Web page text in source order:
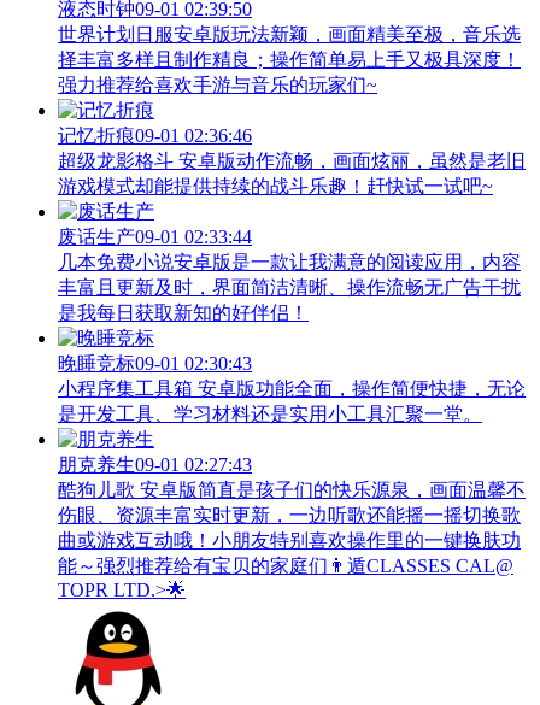
液态时钟09-01 02:39:50
世界计划日服安卓版玩法新颖，画面精美至极，音乐选
择丰富多样且制作精良；操作简单易上手又极具深度！
强力推荐给喜欢手游与音乐的玩家们~
记忆折痕09-01 02:36:46
超级龙影格斗 安卓版动作流畅，画面炫丽，虽然是老旧
游戏模式却能提供持续的战斗乐趣！赶快试一试吧~
废话生产09-01 02:33:44
几本免费小说安卓版是一款让我满意的阅读应用，内容
丰富且更新及时，界面简洁清晰、操作流畅无广告干扰
是我每日获取新知的好伴侣！
晚睡竞标09-01 02:30:43
小程序集工具箱 安卓版功能全面，操作简便快捷，无论
是开发工具、学习材料还是实用小工具汇聚一堂。
朋克养生09-01 02:27:43
酷狗儿歌 安卓版简直是孩子们的快乐源泉，画面温馨不
伤眼、资源丰富实时更新，一边听歌还能摇一摇切换歌
曲或游戏互动哦！小朋友特别喜欢操作里的一键换肤功
能～强烈推荐给有宝贝的家庭们👨‍遁️CLASSES CAL@
TOPR LTD.>🌟